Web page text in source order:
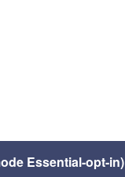
Essential-opt-in)